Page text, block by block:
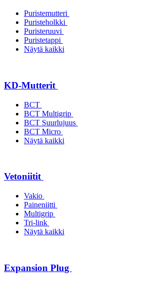
Puristemutteri
Puristeholkki
Puristeruuvi
Puristetappi
Näytä kaikki
KD-Mutterit
BCT
BCT Multigrip
BCT Suurlujuus
BCT Micro
Näytä kaikki
Vetoniitit
Vakio
Paineniitti
Multigrip
Tri-link
Näytä kaikki
Expansion Plug